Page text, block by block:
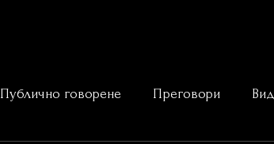
Публично говорене Преговори